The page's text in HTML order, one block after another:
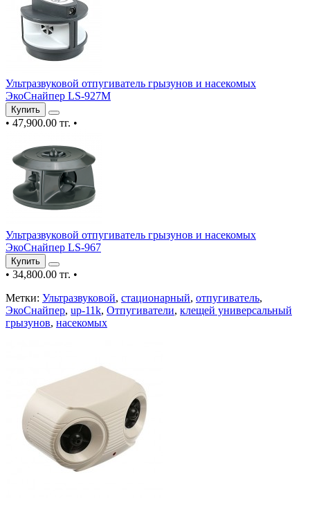
Ультразвуковой отпугиватель грызунов и насекомых
ЭкоСнайпер LS-927M
Купить
• 47,900.00 тг. •
Ультразвуковой отпугиватель грызунов и насекомых
ЭкоСнайпер LS-967
Купить
• 34,800.00 тг. •
Метки: Ультразвуковой, стационарный, отпугиватель,
ЭкоСнайпер, up-11k, Отпугиватели, клещей универсальный
грызунов, насекомых